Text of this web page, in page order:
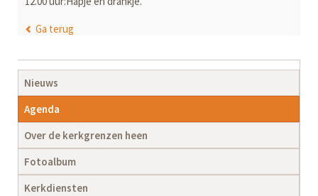
Ga terug
Navigatie
overslaan
Nieuws
Agenda
Over de kerkgrenzen heen
Fotoalbum
Kerkdiensten